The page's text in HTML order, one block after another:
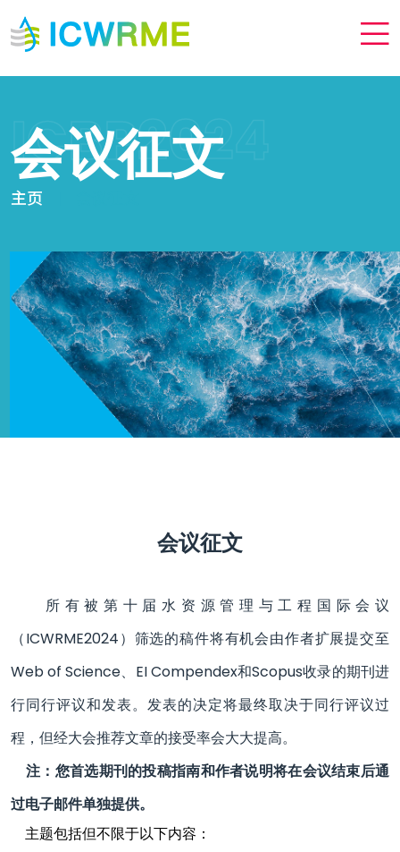
ICBP2024
会议征文
主页
会议征文
所有被第十届水资源管理与工程国际会议
（ICWRME2024）筛选的稿件将有机会由作者扩展提交至
Web of Science、EI Compendex和Scopus收录的期刊进
行同行评议和发表。发表的决定将最终取决于同行评议过
程，但经大会推荐文章的接受率会大大提高。
注：您首选期刊的投稿指南和作者说明将在会议结束后通
过电子邮件单独提供。
主题包括但不限于以下内容：